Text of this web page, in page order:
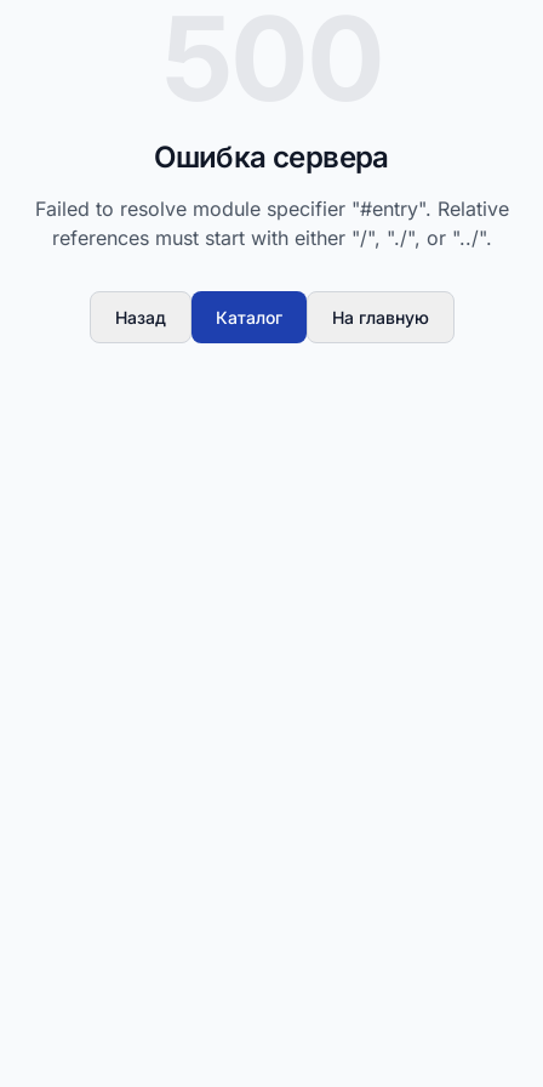
Ошибка сервера
Failed to resolve module specifier "#entry". Relative
references must start with either "/", "./", or "../".
Назад Каталог На главную